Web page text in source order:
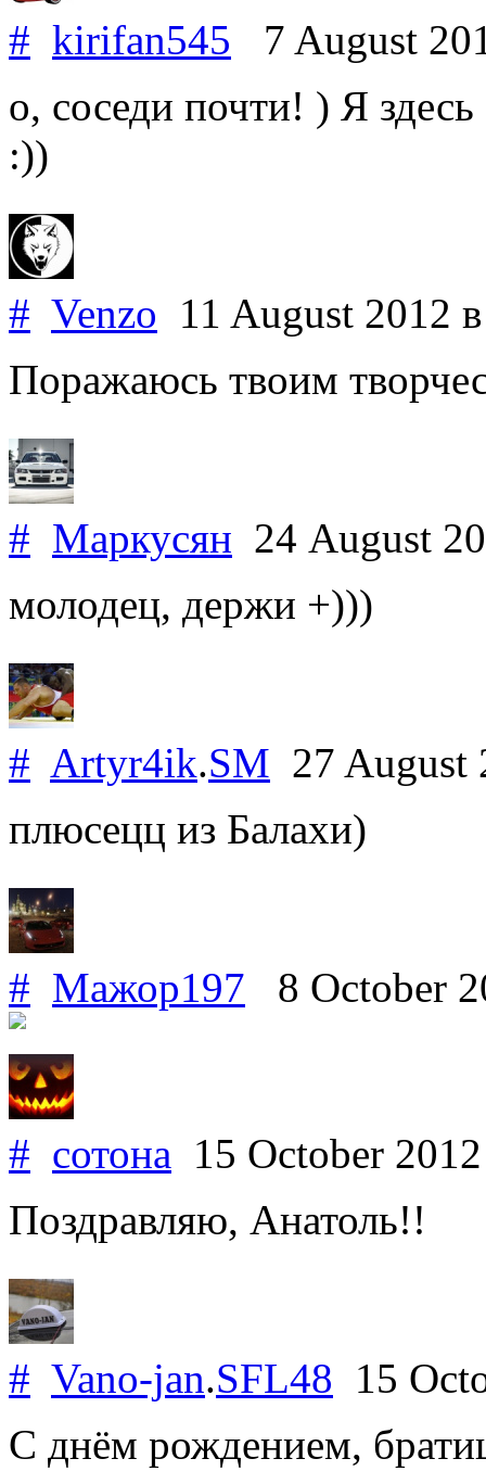
# kirifan545 7 August
о, соседи почти! ) Я
:))
# Venzo 11 August 2012
Поражаюсь твоим
# Маркусян 24 August
молодец, держи +)))
# Artyr4ik.SM 27 August
плюсецц из Балахи)
# Мажор197 8 October
# сотона 15 October
Поздравляю, Анатоль!!
# Vano-jan.SFL48 15
С днём рождением,